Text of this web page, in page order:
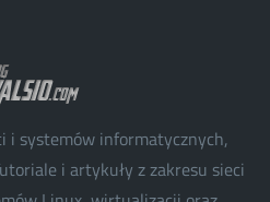
i systemów informatycznych,
i artykuły z zakresu sieci